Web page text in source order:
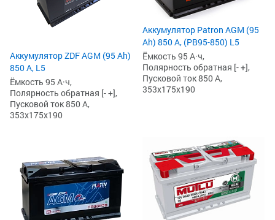
Аккумулятор ZDF AGM (95 Ah)
850 А, L5
Ёмкость 95 А·ч,
Полярность обратная [- +],
Пусковой ток 850 А,
353x175x190
Аккумулятор Patron AGM (95
Ah) 850 А, (PB95-850) L5
Ёмкость 95 А·ч,
Полярность обратная [- +],
Пусковой ток 850 А,
353x175x190